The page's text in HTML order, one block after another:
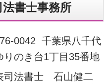
書士事務所
0042 千葉県八千代
りのき台1丁目35番地
司法書士 石山健二